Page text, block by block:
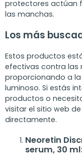
protectores actúan
las manchas.
Los más
Estos productos
efectivas contra las
proporcionando a
luminoso. Si estás
productos o
visitar el sitio web
directamente.
Neoretin
serum, 30 ml